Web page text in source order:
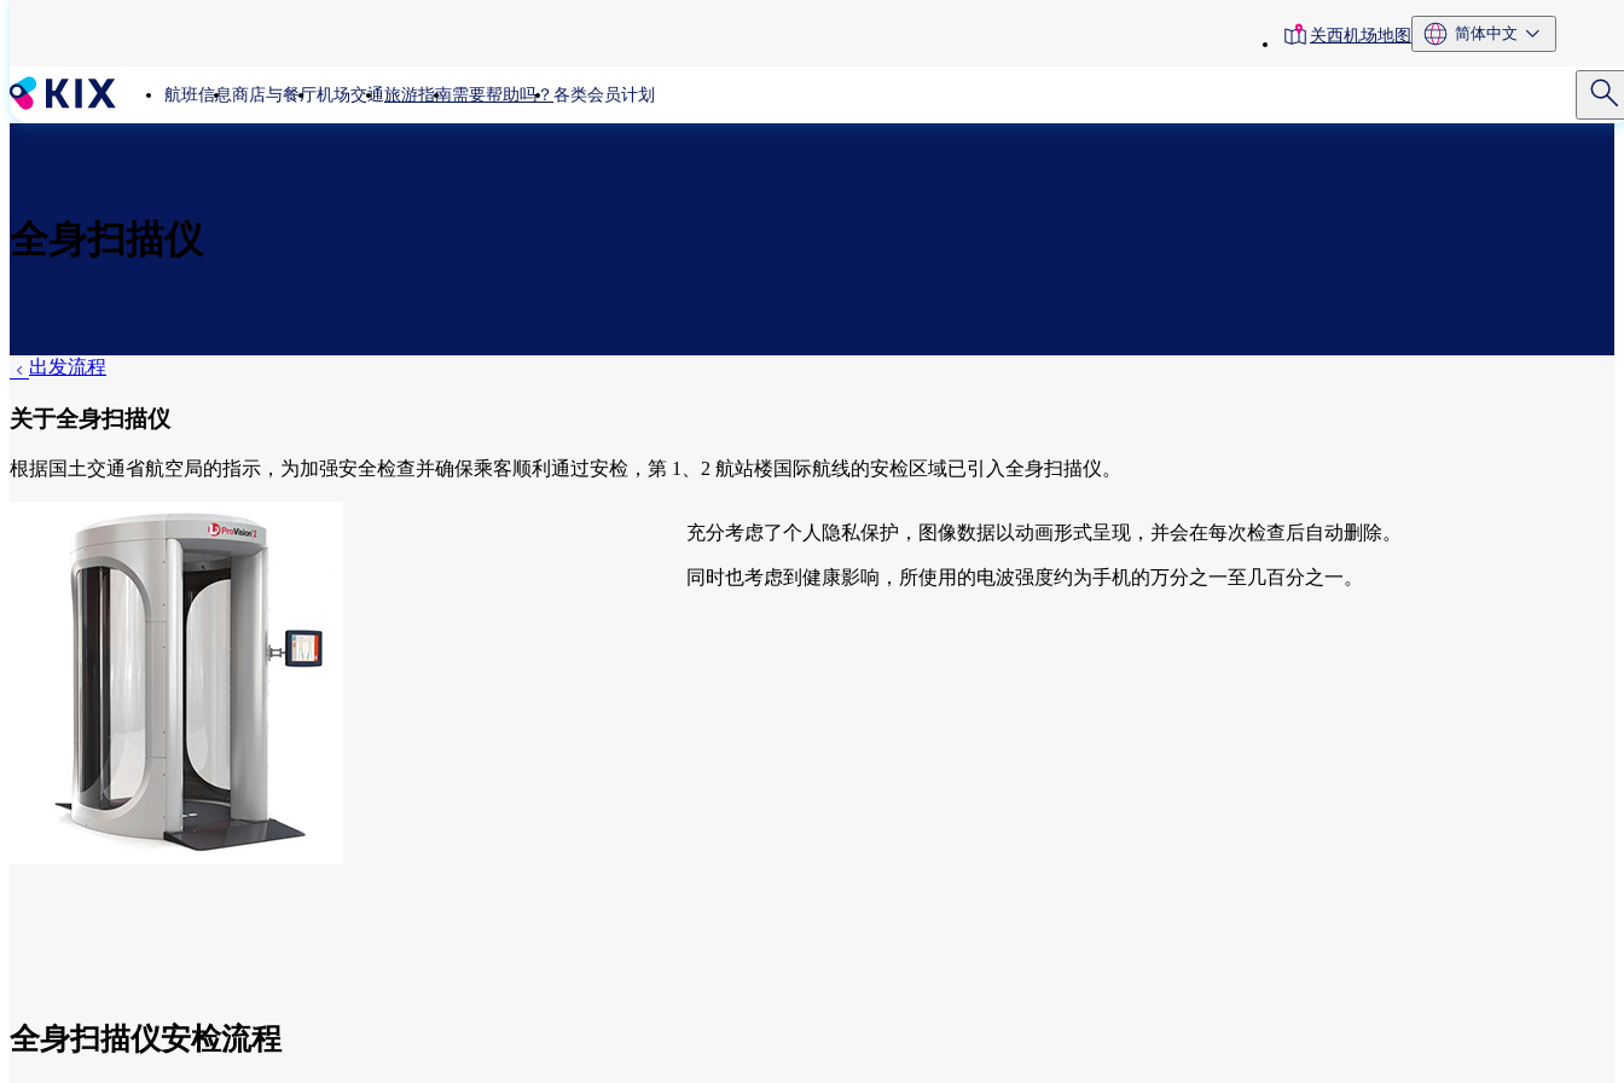
到
主
要
toolbar关西机场地图 简体中文
航班信息商店与餐厅机场交通旅游指南需要帮助吗？ 各类会员计划
全身扫描仪
出发流程
关于全身扫描仪
根据国土交通省航空局的指示，为加强安全检查并确保乘客顺利通过安检，第 1、2 航站楼国际航线的安检区域已引入全身扫描仪。
充分考虑了个人隐私保护，图像数据以动画形式呈现，并会在每次检查后自动删除。
同时也考虑到健康影响，所使用的电波强度约为手机的万分之一至几百分之一。
全身扫描仪安检流程